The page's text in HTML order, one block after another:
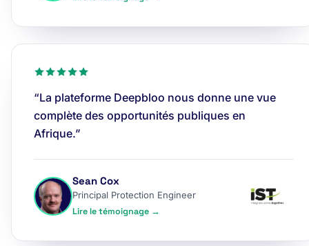
“La plateforme Deepbloo nous donne une vue
complète des opportunités publiques en
Afrique.”
Sean Cox
Principal Protection Engineer
Lire le témoignage →